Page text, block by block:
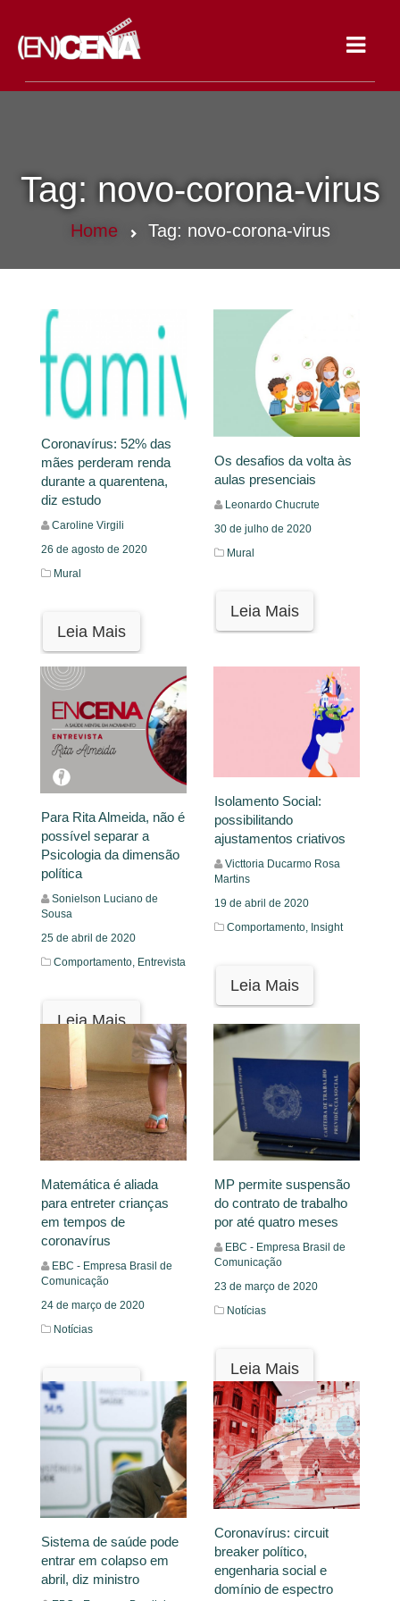
Tag: novo-corona-virus
Home Tag: novo-corona-virus
Coronavírus: 52% das
mães perderam renda
durante a quarentena,
diz estudo
Caroline Virgili
26 de agosto de 2020
Mural
Leia Mais
Os desafios da volta às
aulas presenciais
Leonardo Chucrute
30 de julho de 2020
Mural
Leia Mais
Para Rita Almeida, não é
possível separar a
Psicologia da dimensão
política
Sonielson Luciano de
Sousa
25 de abril de 2020
Comportamento, Entrevista
Leia Mais
Isolamento Social:
possibilitando
ajustamentos criativos
Victtoria Ducarmo Rosa
Martins
19 de abril de 2020
Comportamento, Insight
Leia Mais
Matemática é aliada
para entreter crianças
em tempos de
coronavírus
EBC - Empresa Brasil de
Comunicação
24 de março de 2020
Notícias
Leia Mais
MP permite suspensão
do contrato de trabalho
por até quatro meses
EBC - Empresa Brasil de
Comunicação
23 de março de 2020
Notícias
Leia Mais
Sistema de saúde pode
entrar em colapso em
abril, diz ministro
Coronavírus: circuit
breaker político,
engenharia social e
domínio de espectro